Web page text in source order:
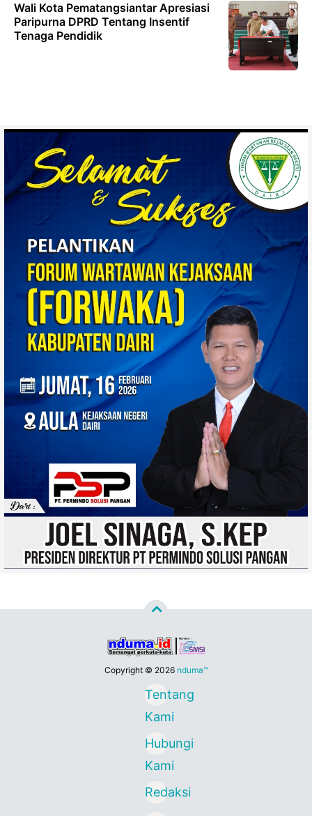
Wali Kota Pematangsiantar Apresiasi
Paripurna DPRD Tentang Insentif
Tenaga Pendidik
Copyright © 2026 nduma™
Tentang
Kami
Hubungi
Kami
Redaksi